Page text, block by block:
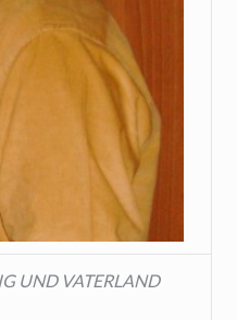
UND VATERLAND